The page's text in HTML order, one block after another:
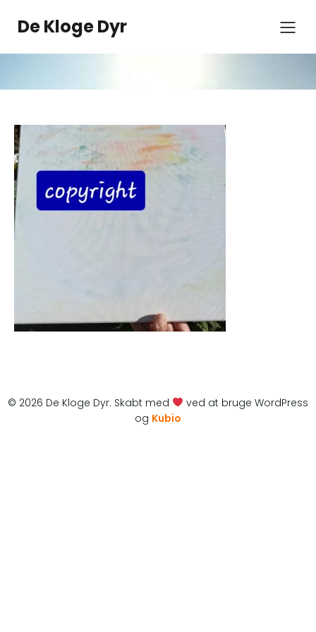
indholdDe Kloge Dyr
© 2026 De Kloge Dyr. Skabt med
ved at bruge WordPress
og Kubio